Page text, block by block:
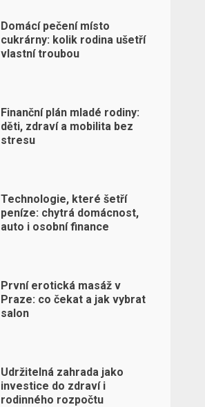
Domácí pečení místo
cukrárny: kolik rodina ušetří
vlastní troubou
Finanční plán mladé rodiny:
děti, zdraví a mobilita bez
stresu
Technologie, které šetří
peníze: chytrá domácnost,
auto i osobní finance
První erotická masáž v
Praze: co čekat a jak vybrat
salon
Udržitelná zahrada jako
investice do zdraví i
rodinného rozpočtu